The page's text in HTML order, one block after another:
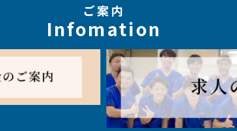
ご案内
Infomation